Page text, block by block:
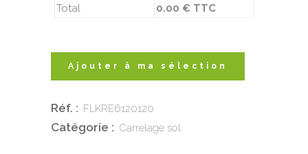
Total
0.00 € TTC
Ajouter à ma sélection
Réf. : FLKRE6120120
Catégorie : Carrelage sol